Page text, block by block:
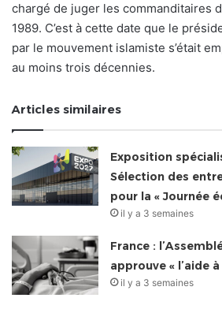
chargé de juger les commanditaires
1989. C’est à cette date que le
par le mouvement islamiste s’était
au moins trois décennies.
Articles similaires
Exposition
Sélection des
pour la « Journée
il y a 3 semaines
France :
approuve « l’aide
il y a 3 semaines